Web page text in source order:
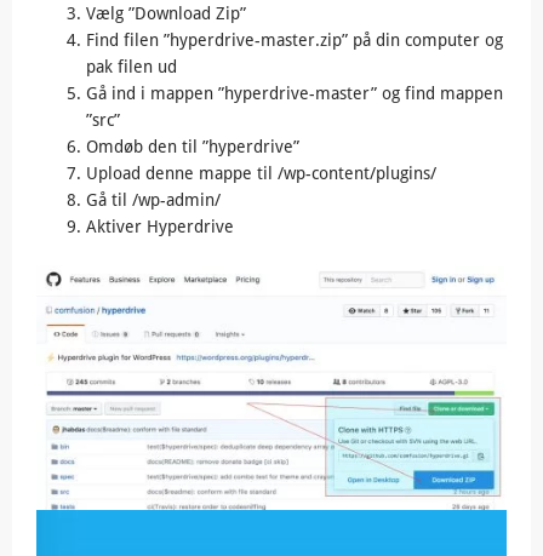
Vælg ”Download Zip”
Find filen ”hyperdrive-master.zip” på din computer og
pak filen ud
Gå ind i mappen ”hyperdrive-master” og find mappen
”src”
Omdøb den til ”hyperdrive”
Upload denne mappe til /wp-content/plugins/
Gå til /wp-admin/
Aktiver Hyperdrive